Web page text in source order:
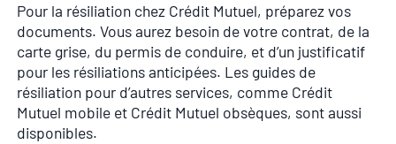
Pour la résiliation chez Crédit Mutuel, préparez vos
documents. Vous aurez besoin de votre contrat, de la
carte grise, du permis de conduire, et d’un justificatif
pour les résiliations anticipées. Les guides de
résiliation pour d’autres services, comme Crédit
Mutuel mobile et Crédit Mutuel obsèques, sont aussi
disponibles.